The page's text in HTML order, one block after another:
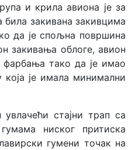
и крила авиона је за
била закивана закивцима
да је спољна површина
закивања облоге, авион
фарбања тако да је имао
је имала минимални
стајни трап са
ниског притиска
гумени точак на